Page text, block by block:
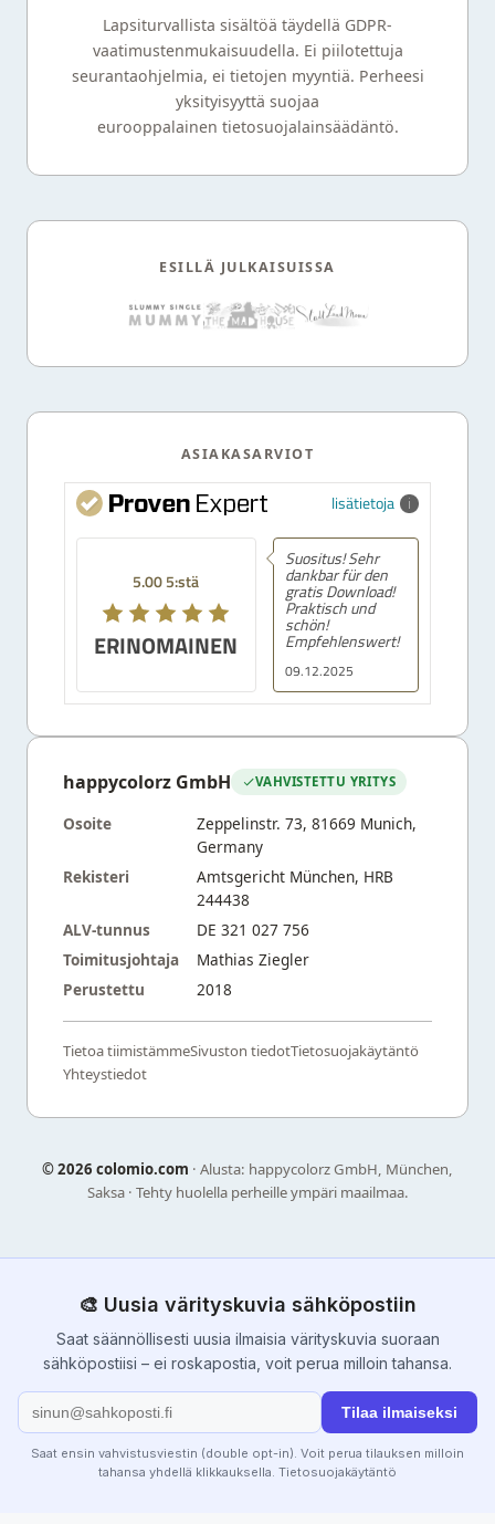
Lapsiturvallista sisältöä täydellä GDPR-
vaatimustenmukaisuudella. Ei piilotettuja
seurantaohjelmia, ei tietojen myyntiä. Perheesi
yksityisyyttä suojaa
eurooppalainen tietosuojalainsäädäntö.
ESILLÄ JULKAISUISSA
ASIAKASARVIOT
lisätietoja
5.00 5:stä
ERINOMAINEN
09.12.2025
Suositus! Sehr
dankbar für den
gratis Download!
Praktisch und
schön!
Empfehlenswert!
happycolorz GmbH VAHVISTETTU YRITYS
Osoite
Zeppelinstr. 73, 81669 Munich,
Germany
Rekisteri
Amtsgericht München, HRB
244438
ALV-tunnus
DE 321 027 756
Toimitusjohtaja
Mathias Ziegler
Perustettu
2018
Tietoa tiimistämmeSivuston tiedotTietosuojakäytäntö
Yhteystiedot
©2026 colomio.com · Alusta: happycolorz GmbH, München,
Saksa · Tehty huolella perheille ympäri maailmaa.
🎨 Uusia värityskuvia sähköpostiin
Saat säännöllisesti uusia ilmaisia värityskuvia suoraan
sähköpostiisi – ei roskapostia, voit perua milloin tahansa.
Tilaa ilmaiseksi
Saat ensin vahvistusviestin (double opt-in). Voit perua tilauksen milloin
tahansa yhdellä klikkauksella. Tietosuojakäytäntö